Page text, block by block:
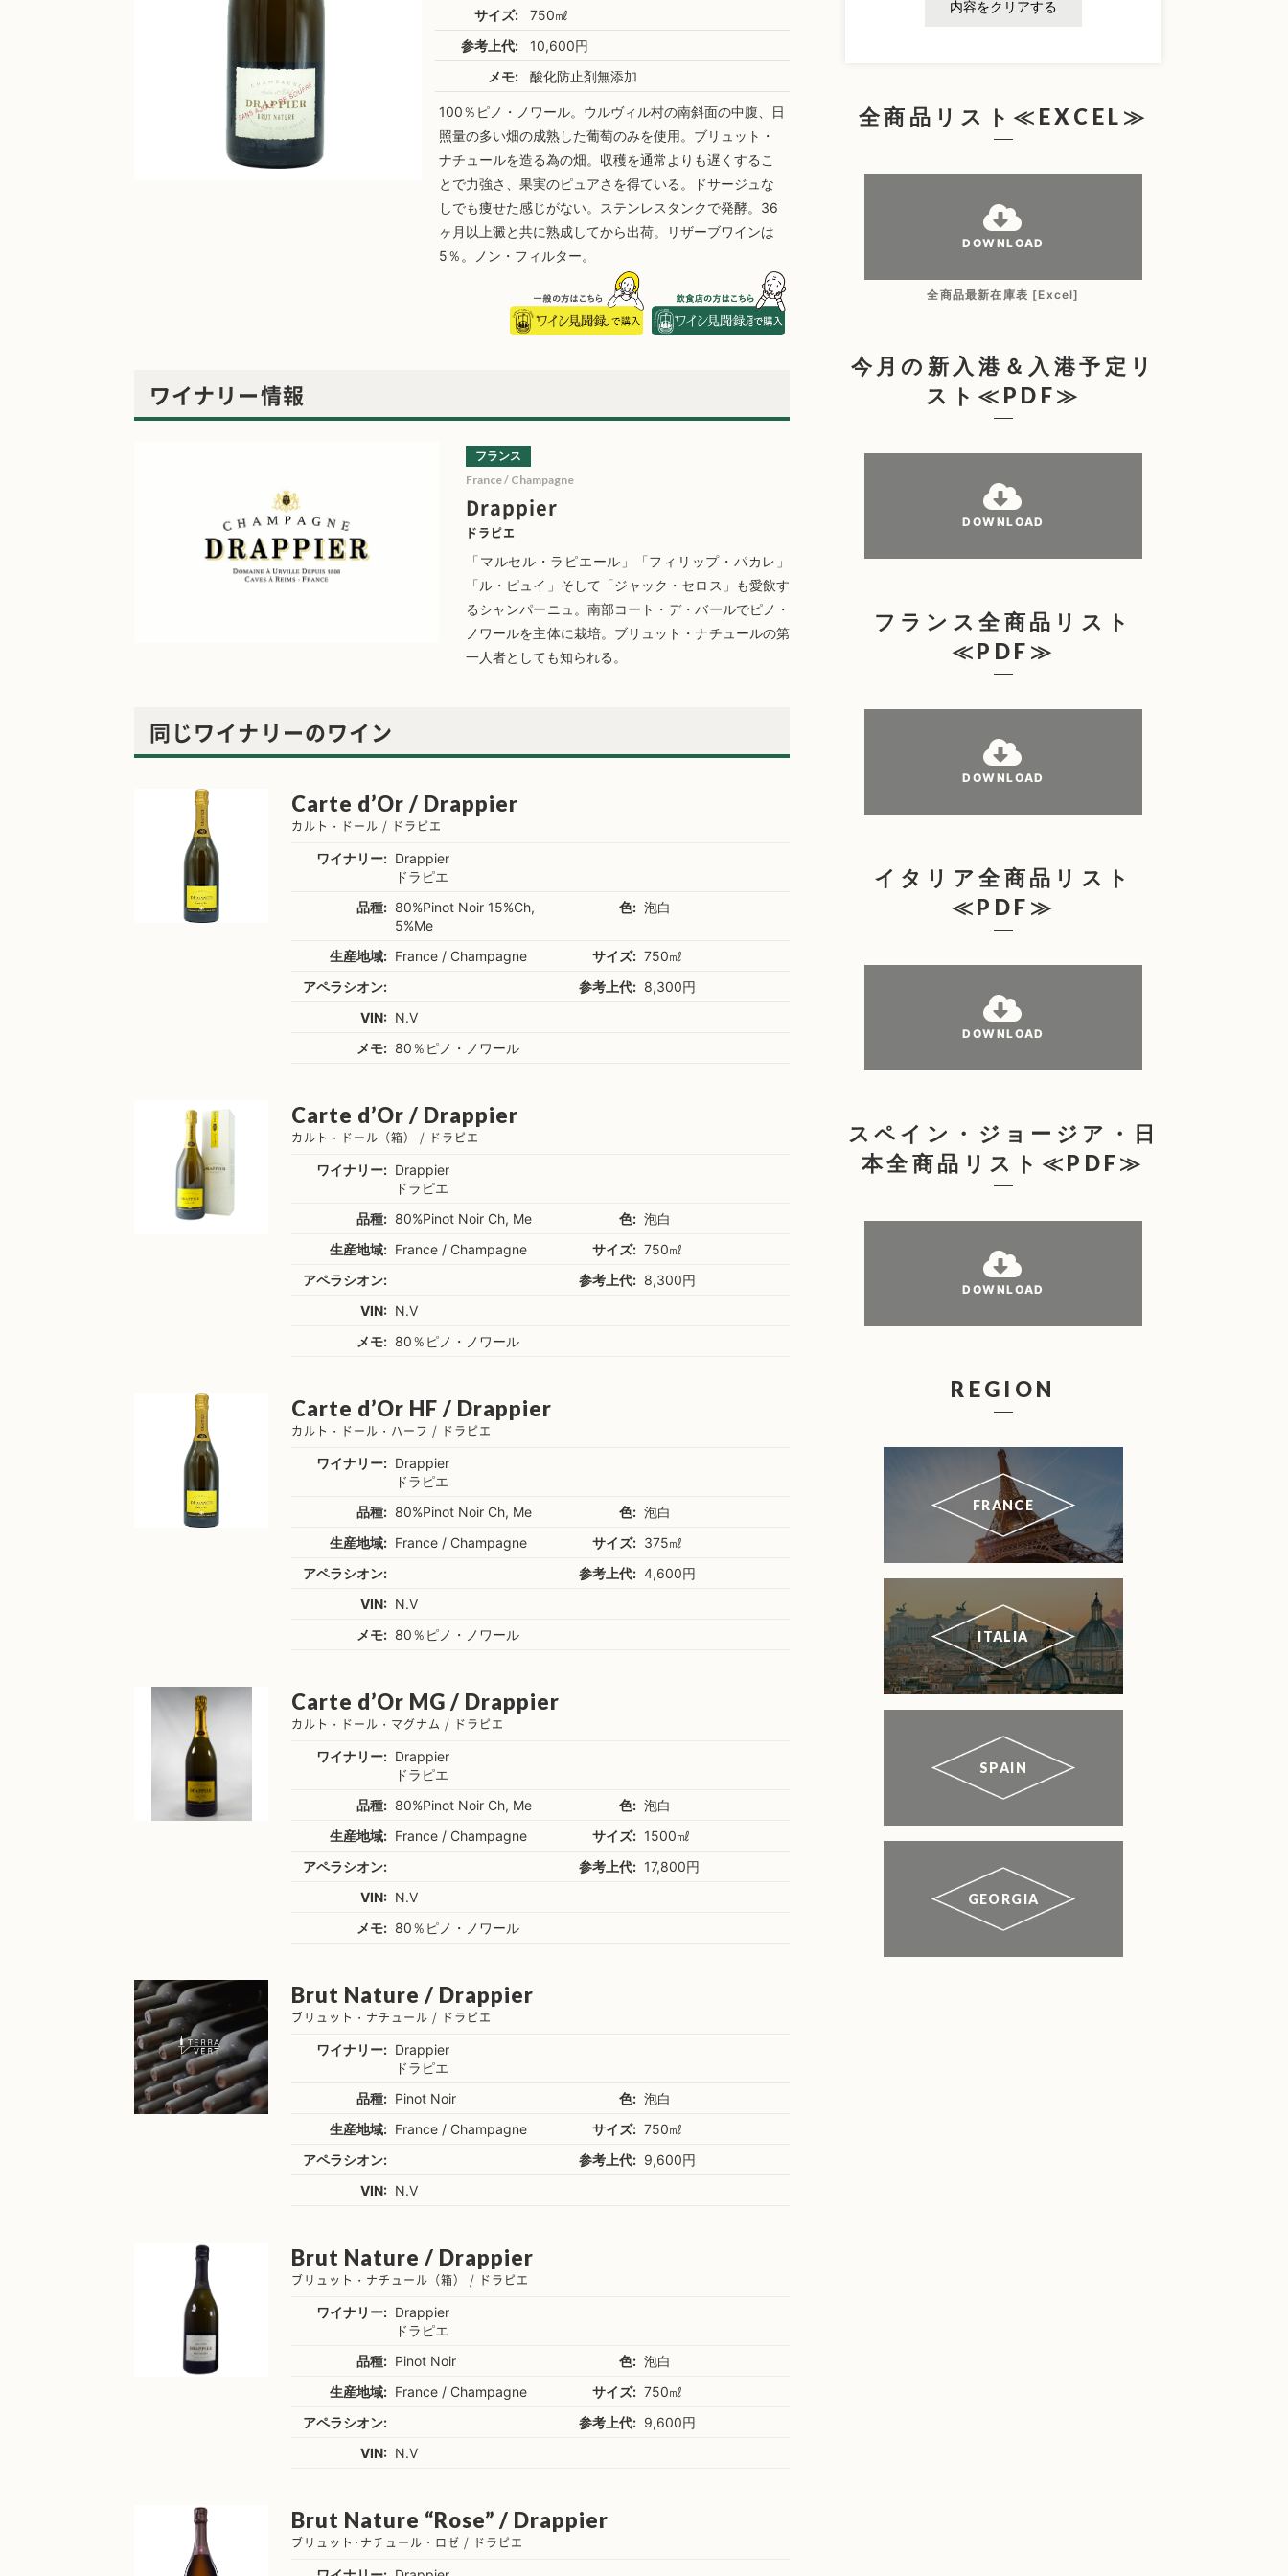
サイズ:
750㎖
参考上代:
10,600円
メモ:
酸化防止剤無添加
100％ピノ・ノワール。ウルヴィル村の南斜面の中腹、日
照量の多い畑の成熟した葡萄のみを使用。ブリュット・
ナチュールを造る為の畑。収穫を通常よりも遅くするこ
とで力強さ、果実のピュアさを得ている。ドサージュな
しでも痩せた感じがない。ステンレスタンクで発酵。36
ヶ月以上澱と共に熟成してから出荷。リザーブワインは
5％。ノン・フィルター。
ワイナリー情報
Drappier
ドラピエ
フランス
France / Champagne
「マルセル・ラピエール」「フィリップ・パカレ」
「ル・ピュイ」そして「ジャック・セロス」も愛飲す
るシャンパーニュ。南部コート・デ・バールでピノ・
ノワールを主体に栽培。ブリュット・ナチュールの第
一人者としても知られる。
同じワイナリーのワイン
Carte d’Or / Drappier
カルト・ドール / ドラピエ
ワイナリー: Drappier
ドラピエ
品種: 80%Pinot Noir 15%Ch,
5%Me
色: 泡白
生産地域: France / Champagne サイズ: 750㎖
アペラシオン:
参考上代: 8,300円
VIN: N.V
メモ: 80％ピノ・ノワール
Carte d’Or / Drappier
カルト・ドール（箱） / ドラピエ
ワイナリー: Drappier
ドラピエ
品種: 80%Pinot Noir Ch, Me 色: 泡白
生産地域: France / Champagne サイズ: 750㎖
アペラシオン:
参考上代: 8,300円
VIN: N.V
メモ: 80％ピノ・ノワール
Carte d’Or HF / Drappier
カルト・ドール・ハーフ / ドラピエ
ワイナリー: Drappier
ドラピエ
品種: 80%Pinot Noir Ch, Me 色: 泡白
生産地域: France / Champagne サイズ: 375㎖
アペラシオン:
参考上代: 4,600円
VIN: N.V
メモ: 80％ピノ・ノワール
Carte d’Or MG / Drappier
カルト・ドール・マグナム / ドラピエ
ワイナリー: Drappier
ドラピエ
品種: 80%Pinot Noir Ch, Me 色: 泡白
生産地域: France / Champagne サイズ: 1500㎖
アペラシオン:
参考上代: 17,800円
VIN: N.V
メモ: 80％ピノ・ノワール
Brut Nature / Drappier
ブリュット・ナチュール / ドラピエ
ワイナリー: Drappier
ドラピエ
品種: Pinot Noir 色: 泡白
生産地域: France / Champagne サイズ: 750㎖
アペラシオン:
参考上代: 9,600円
VIN: N.V
Brut Nature / Drappier
ブリュット・ナチュール（箱） / ドラピエ
ワイナリー: Drappier
ドラピエ
品種: Pinot Noir 色: 泡白
生産地域: France / Champagne サイズ: 750㎖
アペラシオン:
参考上代: 9,600円
VIN: N.V
Brut Nature “Rose” / Drappier
ブリュット･ナチュール・ロゼ / ドラピエ
内容をクリアする
全商品リスト≪EXCEL≫
DOWNLOAD
全商品最新在庫表 [Excel]
今月の新入港＆入港予定リ
スト≪PDF≫
DOWNLOAD
フランス全商品リスト
≪PDF≫
DOWNLOAD
イタリア全商品リスト
≪PDF≫
DOWNLOAD
スペイン・ジョージア・日
本全商品リスト≪PDF≫
DOWNLOAD
REGION
FRANCE
ITALIA
SPAIN
GEORGIA